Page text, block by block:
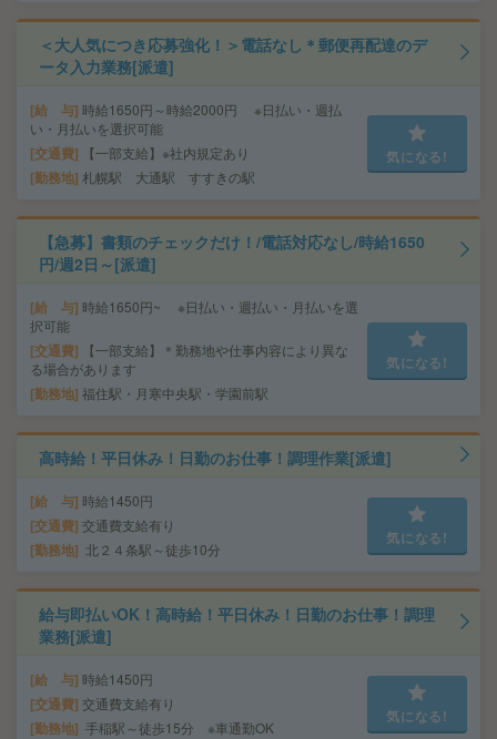
＜大人気につき応募強化！＞電話なし＊郵便再配達のデ
ータ入力業務[派遣]
給 与 時給1650円～時給2000円 ※日払い・週払
い・月払いを選択可能
交通費 【一部支給】※社内規定あり
勤務地 札幌駅 大通駅 すすきの駅
気になる!
【急募】書類のチェックだけ！/電話対応なし/時給1650
円/週2日～[派遣]
給 与 時給1650円~ ※日払い・週払い・月払いを選
択可能
交通費
【一部支給】＊勤務地や仕事内容により異な
る場合があります
勤務地 福住駅・月寒中央駅・学園前駅
気になる!
高時給！平日休み！日勤のお仕事！調理作業[派遣]
給 与 時給1450円
交通費 交通費支給有り
勤務地 北２４条駅～徒歩10分
気になる!
給与即払いOK！高時給！平日休み！日勤のお仕事！調理
業務[派遣]
給 与 時給1450円
交通費 交通費支給有り
勤務地 手稲駅～徒歩15分 ※車通勤OK
気になる!